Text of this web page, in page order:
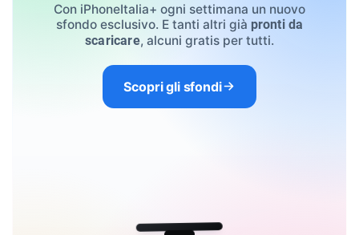
Con iPhoneItalia+ ogni settimana un nuovo
sfondo esclusivo. E tanti altri già pronti da
scaricare, alcuni gratis per tutti.
Scopri gli sfondi